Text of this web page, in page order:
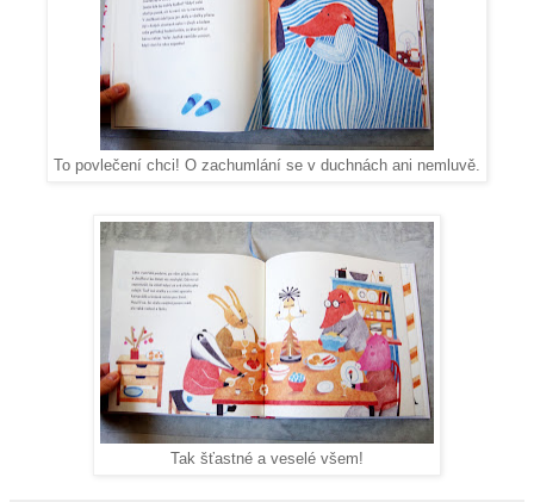
To povlečení chci! O zachumlání se v duchnách ani nemluvě.
Tak šťastné a veselé všem!